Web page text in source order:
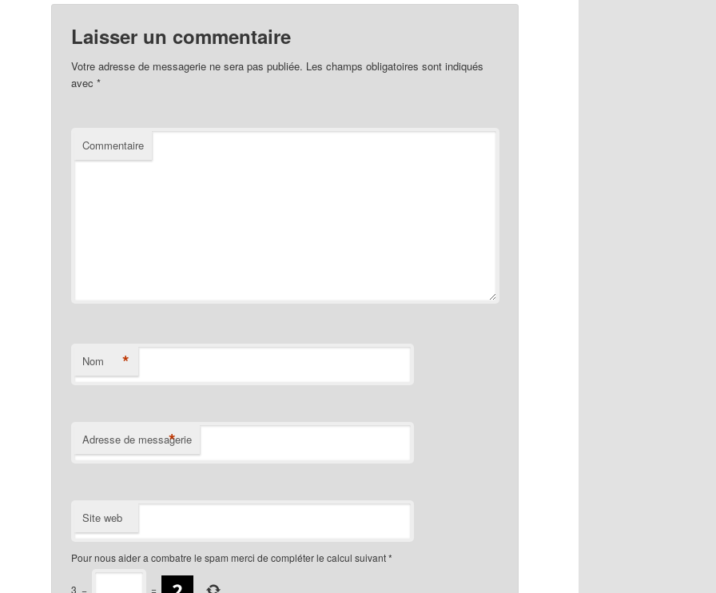
Laisser un commentaire
Votre adresse de messagerie ne sera pas publiée. Les champs obligatoires sont indiqués
avec*
Commentaire
Nom *
Adresse de messagerie
*
Site web
Pour nous aider a combatre le spam merci de compléter le calcul suivant*
3 − =